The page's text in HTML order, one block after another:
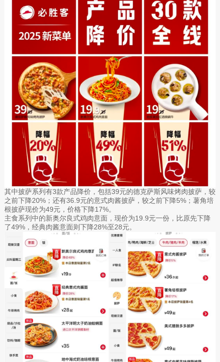
其中披萨系列有3款产品降价，包括39元的德克萨斯风味烤肉披萨，较
之前下降20%；还有36.9元的意式肉酱披萨，较之前下降5%；薯角培
根披萨现价为49元，价格下降17%。
主食系列中的新奥尔良式鸡肉意面，现价为19.9元一份，比原先下降
了49%，经典肉酱意面则下降28%至28元。